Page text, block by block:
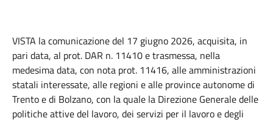
VISTA la comunicazione del 17 giugno 2026, acquisita, in
pari data, al prot. DAR n. 11410 e trasmessa, nella
medesima data, con nota prot. 11416, alle amministrazioni
statali interessate, alle regioni e alle province autonome di
Trento e di Bolzano, con la quale la Direzione Generale delle
politiche attive del lavoro, dei servizi per il lavoro e degli